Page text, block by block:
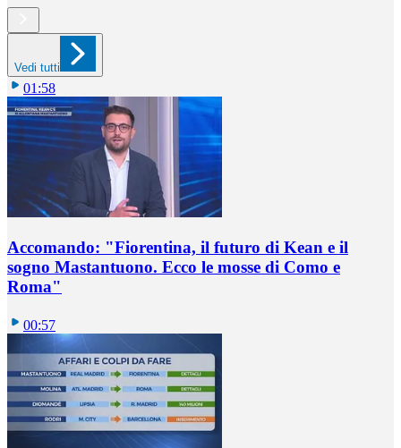
Vedi tutti
01:58
Accomando: "Fiorentina, il futuro di Kean e il
sogno Mastantuono. Ecco le mosse di Como e
Roma"
00:57